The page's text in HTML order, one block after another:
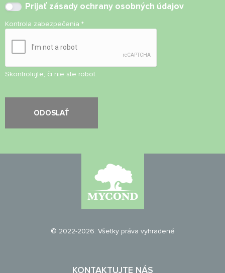
Prijať zásady ochrany osobných údajov
Kontrola zabezpečenia *
Skontrolujte, či nie ste robot.
© 2022-2026. Všetky práva vyhradené
KONTAKTUJTE NÁS